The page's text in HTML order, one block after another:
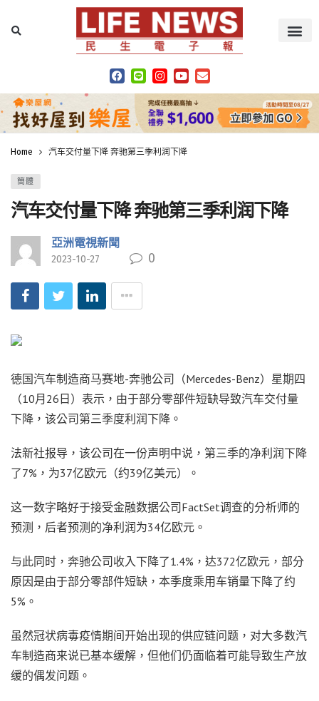
Home 汽车交付量下降 奔驰第三季利润下降
簡體
汽车交付量下降 奔驰第三季利润下降
亞洲電視新聞
2023-10-27 0
德国汽车制造商马赛地-奔驰公司（Mercedes-Benz）星期四
（10月26日）表示，由于部分零部件短缺导致汽车交付量
下降，该公司第三季度利润下降。
法新社报导，该公司在一份声明中说，第三季的净利润下降
了7%，为37亿欧元（约39亿美元）。
这一数字略好于接受金融数据公司FactSet调查的分析师的
预测，后者预测的净利润为34亿欧元。
与此同时，奔驰公司收入下降了1.4%，达372亿欧元，部分
原因是由于部分零部件短缺，本季度乘用车销量下降了约
5%。
虽然冠状病毒疫情期间开始出现的供应链问题，对大多数汽
车制造商来说已基本缓解，但他们仍面临着可能导致生产放
缓的偶发问题。